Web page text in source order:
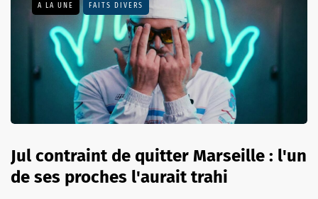
A LA UNE FAITS DIVERS
Jul contraint de quitter Marseille : l'un
de ses proches l'aurait trahi